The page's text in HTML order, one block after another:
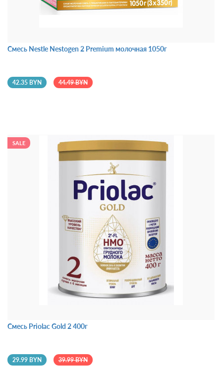
Смесь Nestle Nestogen 2 Premium молочная 1050г
42.35 BYN 44.49 BYN
SALE
Смесь Priolac Gold 2 400г
29.99 BYN 39.99 BYN